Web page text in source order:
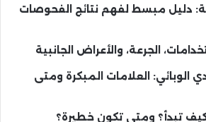
دليل مبسط لفهم نتائج الفحوصات
الوبائي: العلامات المبكرة ومتى
تبدأ؟ ومتى تكون خطيرة؟